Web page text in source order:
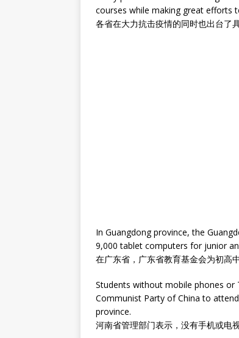
courses while making great efforts
各省在大力抗击疫情的同时也出台了
In Guangdong province, the
9,000 tablet computers for junior
在广东省，广东省教育基金会为初高
Students without mobile phones
Communist Party of China to
province.
河南省管理部门表示，没有手机或电